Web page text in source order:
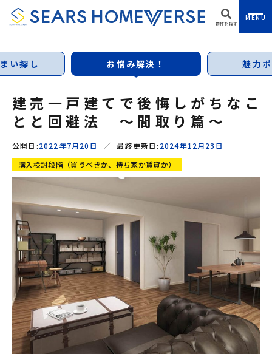
物件を探す
MENU
い探し お悩み解決！ 魅力
建売一戸建てで後悔しがちなこ
とと回避法 ～間取り篇～
公開日:2022年7月20日 ／ 最終更新日: 2024年12月23日
購入検討段階（買うべきか、持ち家か賃貸か）